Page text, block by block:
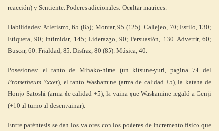
reacción) y Sentiente. Poderes adicionales: Ocultar matrices.
Habilidades: Atletismo, 65 (85); Montar, 95 (125). Callejeo, 70; Estilo, 130;
Etiqueta, 90; Intimidar, 145; Liderazgo, 90; Persuasión, 130. Advertir, 60;
Buscar, 60. Frialdad, 85. Disfraz, 80 (85). Música, 40.
Posesiones: el tanto de Minako-hime (un kitsune-yuri, página 74 del
Prometheum Exxet), el tanto Washamine (arma de calidad +5), la katana de
Honjo Satoshi (arma de calidad +5), la vaina que Washamine regaló a Genji
(+10 al turno al desenvainar).
Entre paréntesis se dan los valores con los poderes de Incremento físico que